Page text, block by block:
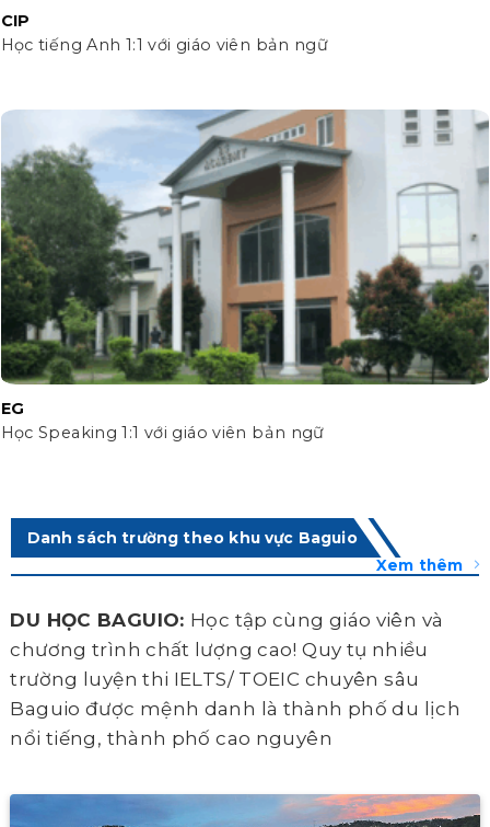
CIP
Học tiếng Anh 1:1 với giáo viên bản ngữ
EG
Học Speaking 1:1 với giáo viên bản ngữ
Danh sách trường theo khu vực Baguio
Xem thêm
DU HỌC BAGUIO: Học tập cùng giáo viên và
chương trình chất lượng cao! Quy tụ nhiều
trường luyện thi IELTS/ TOEIC chuyên sâu
Baguio được mệnh danh là thành phố du lịch
nổi tiếng, thành phố cao nguyên